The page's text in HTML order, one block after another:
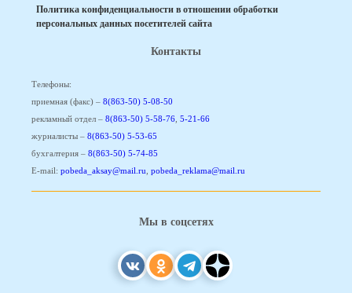
Политика конфиденциальности в отношении обработки
персональных данных посетителей сайта
Контакты
Телефоны:
приемная (факс) – 8(863-50) 5-08-50
рекламный отдел – 8(863-50) 5-58-76, 5-21-66
журналисты – 8(863-50) 5-53-65
бухгалтерия – 8(863-50) 5-74-85
E-mail: pobeda_aksay@mail.ru, pobeda_reklama@mail.ru
Мы в соцсетях